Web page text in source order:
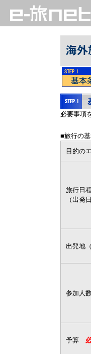
必要事項
■旅行の
目的の
旅行日
（出発
出発地
参加人
予算